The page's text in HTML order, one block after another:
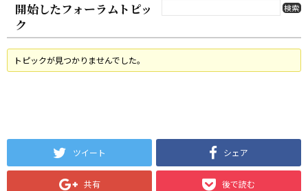
開始したフォーラムトピッ
ク
トピックが見つかりませんでした。
ツイート シェア
共有 後で読む